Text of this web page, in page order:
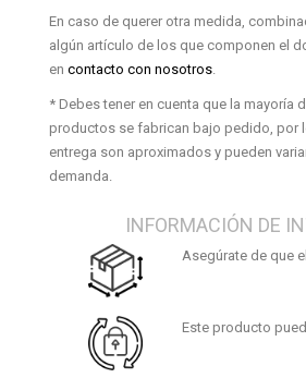
En caso de querer otra medida,
algún artículo de los que componen el
en contacto con nosotros.
* Debes tener en cuenta que la mayoría
productos se fabrican bajo pedido, por
entrega son aproximados y pueden
demanda.
INFORMACIÓN DE
Asegúrate de que
Este producto